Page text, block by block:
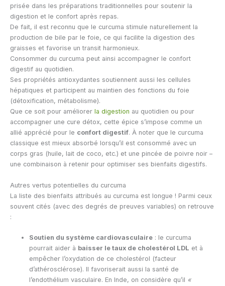
prisée dans les préparations traditionnelles pour soutenir la
digestion et le confort après repas.
De fait, il est reconnu que le curcuma stimule naturellement la
production de bile par le foie, ce qui facilite la digestion des
graisses et favorise un transit harmonieux.
Consommer du curcuma peut ainsi accompagner le confort
digestif au quotidien.
Ses propriétés antioxydantes soutiennent aussi les cellules
hépatiques et participent au maintien des fonctions du foie
(détoxification, métabolisme).
Que ce soit pour améliorer la digestion au quotidien ou pour
accompagner une cure détox, cette épice s’impose comme un
allié apprécié pour le confort digestif. À noter que le curcuma
classique est mieux absorbé lorsqu’il est consommé avec un
corps gras (huile, lait de coco, etc.) et une pincée de poivre noir –
une combinaison à retenir pour optimiser ses bienfaits digestifs.
Autres vertus potentielles du curcuma
La liste des bienfaits attribués au curcuma est longue ! Parmi ceux
souvent cités (avec des degrés de preuves variables) on retrouve
:
Soutien du système cardiovasculaire : le curcuma
pourrait aider à baisser le taux de cholestérol LDL et à
empêcher l’oxydation de ce cholestérol (facteur
d’athérosclérose). Il favoriserait aussi la santé de
l’endothélium vasculaire. En Inde, on considère qu’il «